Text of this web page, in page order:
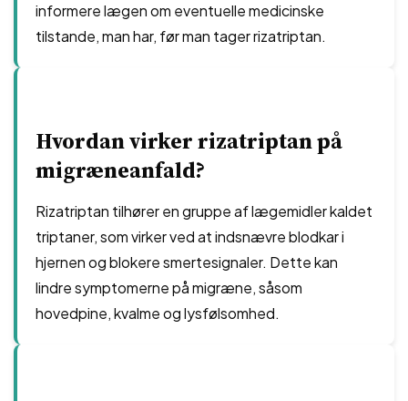
informere lægen om eventuelle medicinske
tilstande, man har, før man tager rizatriptan.
Hvordan virker rizatriptan på
migræneanfald?
Rizatriptan tilhører en gruppe af lægemidler kaldet
triptaner, som virker ved at indsnævre blodkar i
hjernen og blokere smertesignaler. Dette kan
lindre symptomerne på migræne, såsom
hovedpine, kvalme og lysfølsomhed.